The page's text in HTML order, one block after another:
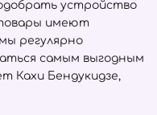
устройство
имеют
регулярно
самым выгодным
Кахи Бендукидзе,